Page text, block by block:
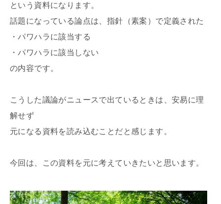
という資料になります。
話題になっている論点は、指針（素案）で定義された
・パワハラに該当する
・パワハラに該当しない
の内容です。
こうした議論がニュースで出ているときは、安易に理
解せず
元になる資料を読み込むことだと感じます。
今回は、この資料を元に考えていきたいと思います。